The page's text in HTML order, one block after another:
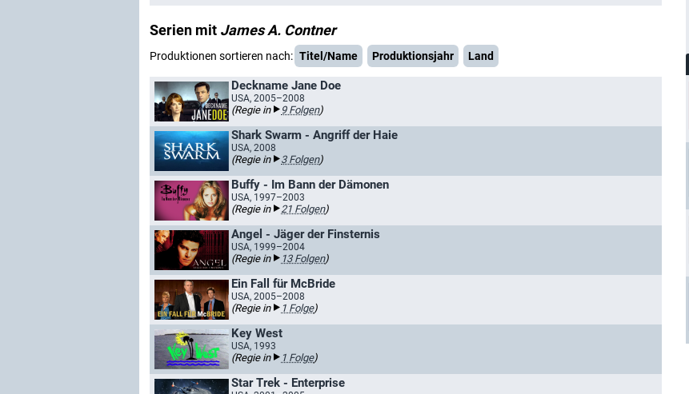
Serien mit James A. Contner
Produktionen sortieren nach: Titel/Name Produktionsjahr Land
Deckname Jane Doe
USA, 2005–2008
(Regie in 9 Folgen)
Shark Swarm - Angriff der Haie
USA, 2008
(Regie in 3 Folgen)
Buffy - Im Bann der Dämonen
USA, 1997–2003
(Regie in 21 Folgen)
Angel - Jäger der Finsternis
USA, 1999–2004
(Regie in 13 Folgen)
Ein Fall für McBride
USA, 2005–2008
(Regie in 1 Folge)
Key West
USA, 1993
(Regie in 1 Folge)
Star Trek - Enterprise